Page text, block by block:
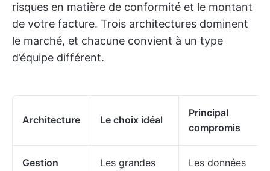
risques en matière de conformité et le montant
de votre facture. Trois architectures dominent
le marché, et chacune convient à un type
d’équipe différent.
Architecture Le choix idéal
Principal
compromis
Gestion
Les grandes
Les données